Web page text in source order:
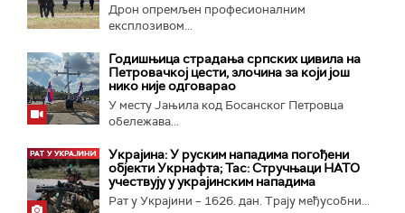
Дрон опремљен професионалним
експлозивом...
Годишњица страдања српских цивила на
Петровачкој цести, злочина за који још
нико није одговарао
У месту Јањила код Босанског Петровца
обележава...
Украјина: У руским нападима погођени
објекти Укрнафта; Тас: Стручњаци НАТО
учествују у украјинским нападима
Рат у Украјини – 1626. дан. Трају међусобни...